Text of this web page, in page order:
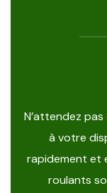
N’attendez pas
à votre
rapidement et
roulants